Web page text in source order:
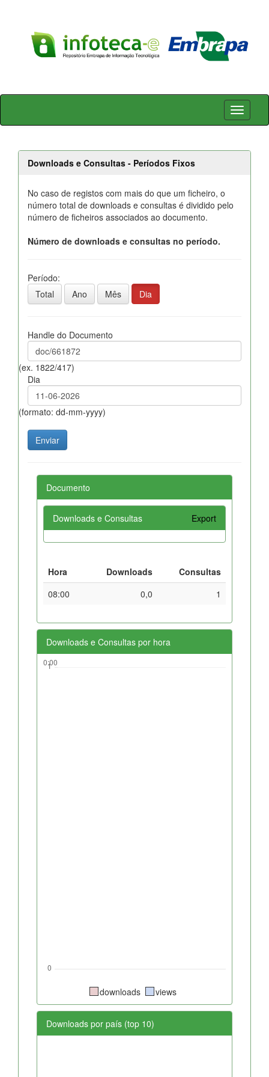
Skip
Downloads e Consultas - Períodos Fixos
No caso de registos com mais do que um ficheiro, o
número total de downloads e consultas é dividido pelo
número de ficheiros associados ao documento.
Número de downloads e consultas no período.
Período:
Total
Ano Mês Dia
Handle do Documento
(ex. 1822/417)
Dia
(formato: dd-mm-yyyy)
Documento
Downloads e Consultas Export
Hora Downloads
Consultas
08:00
0,0 1
Downloads e Consultas por hora
downloads views
Downloads por país (top 10)